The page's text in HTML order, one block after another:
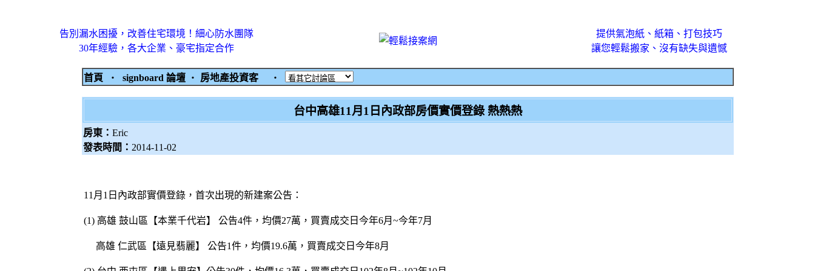
告別漏水困擾，改善住宅環境！細心防水團隊
30年經驗，各大企業、豪宅指定合作
提供氣泡紙、紙箱、打包技巧
讓您輕鬆搬家、沒有缺失與遺憾
首頁 ‧ signboard 論壇 ‧ 房地產投資客 ‧
台中高雄11月1日內政部房價實價登錄 熱熱熱
房東： Eric
發表時間： 2014-11-02
11月1日內政部實價登錄，首次出現的新建案公告：
(1) 高雄 鼓山區【本業千代岩】 公告4件，均價27萬，買賣成交日今年6月~今年7月
高雄 仁武區【遠見翡麗】 公告1件，均價19.6萬，買賣成交日今年8月